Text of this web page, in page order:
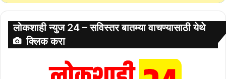
लोकशाही न्युज 24 – सविस्तर बातम्या वाचण्यासाठी येथे
क्लिक करा